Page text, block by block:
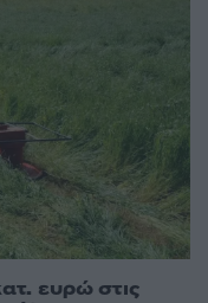
ευρώ στις